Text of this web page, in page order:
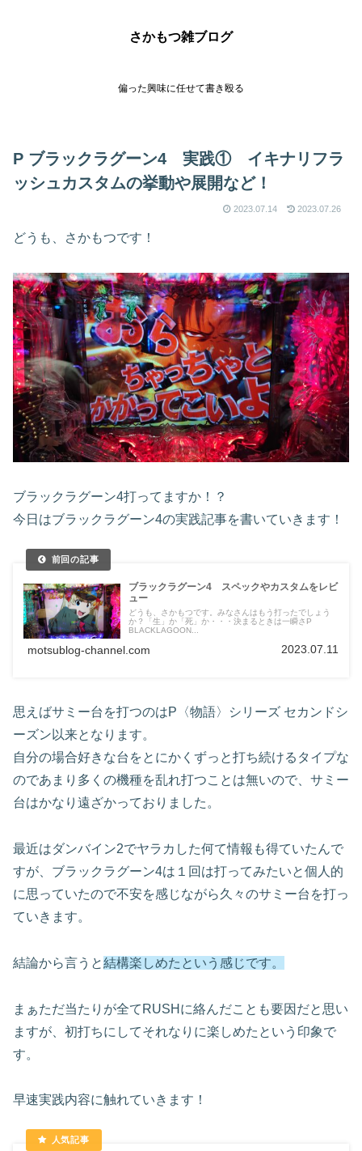
さかもつ雑ブログ
偏った興味に任せて書き殴る
P ブラックラグーン4 実践① イキナリフラ
ッシュカスタムの挙動や展開など！
2023.07.14 2023.07.26
どうも、さかもつです！
ブラックラグーン4打ってますか！？
今日はブラックラグーン4の実践記事を書いていきます！
ブラックラグーン4 スペックやカスタムをレビ
ュー
どうも、さかもつです。みなさんはもう打ったでしょう
か？「生」か「死」か・・・決まるときは一瞬さP
BLACKLAGOON...
motsublog-channel.com 2023.07.11
思えばサミー台を打つのはP〈物語〉シリーズ セカンドシ
ーズン以来となります。
自分の場合好きな台をとにかくずっと打ち続けるタイプな
のであまり多くの機種を乱れ打つことは無いので、サミー
台はかなり遠ざかっておりました。
最近はダンバイン2でヤラカした何て情報も得ていたんで
すが、ブラックラグーン4は１回は打ってみたいと個人的
に思っていたので不安を感じながら久々のサミー台を打っ
ていきます。
結論から言うと結構楽しめたという感じです。
まぁただ当たりが全てRUSHに絡んだことも要因だと思い
ますが、初打ちにしてそれなりに楽しめたという印象で
す。
早速実践内容に触れていきます！